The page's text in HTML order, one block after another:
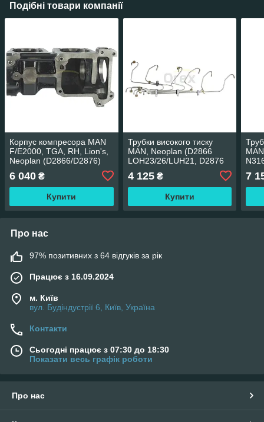
Подібні товари компанії
Корпус компресора MAN
F/E2000, TGA, RH, Lion's,
Neoplan (D2866/D2876)
6 040 ₴
Купити
Трубки високого тиску
MAN, Neoplan (D2866
LOH23/26/LUH21, D2876
4 125₴
Купити
7
Про нас
97% позитивних з 64 відгуків за рік
Працює з 16.09.2024
м. Київ
вул. Будіндустрії 6, Київ, Україна
Контакти
Сьогодні працює з 07:30 до 18:30
Показати весь графік роботи
Про нас